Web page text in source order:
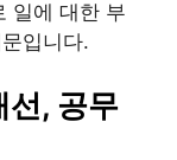
일에 대한 부
입니다.
선, 공무